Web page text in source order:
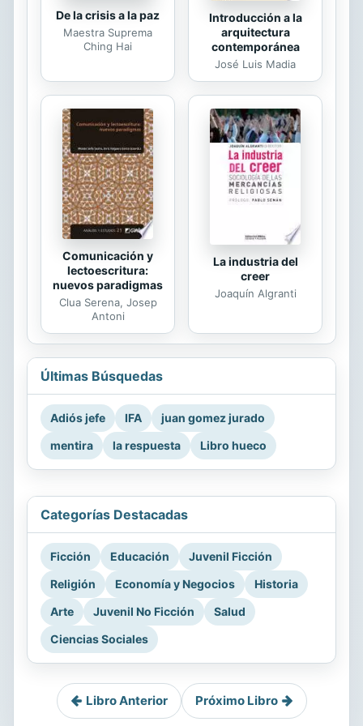
De la crisis a la paz
Maestra Suprema
Ching Hai
Introducción a la
arquitectura
contemporánea
José Luis Madia
Comunicación y
lectoescritura:
nuevos paradigmas
Clua Serena, Josep
Antoni
La industria del
creer
Joaquín Algranti
Últimas Búsquedas
Adiós jefe IFA
juan gomez jurado
mentira
la respuesta Libro hueco
Categorías Destacadas
Ficción Educación
Juvenil Ficción
Religión
Economía y Negocios
Historia
Arte
Juvenil No Ficción
Salud
Ciencias Sociales
Libro Anterior Próximo Libro